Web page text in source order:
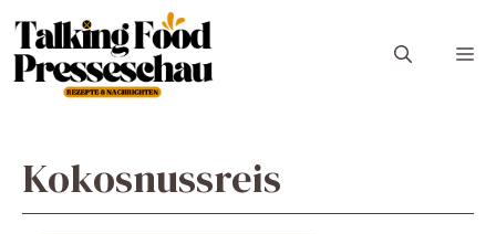
Inhalt
springen
Kokosnussreis